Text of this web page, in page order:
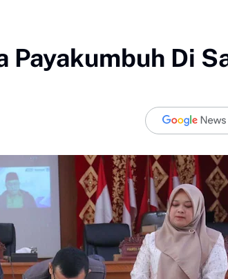
Payakumbuh Di